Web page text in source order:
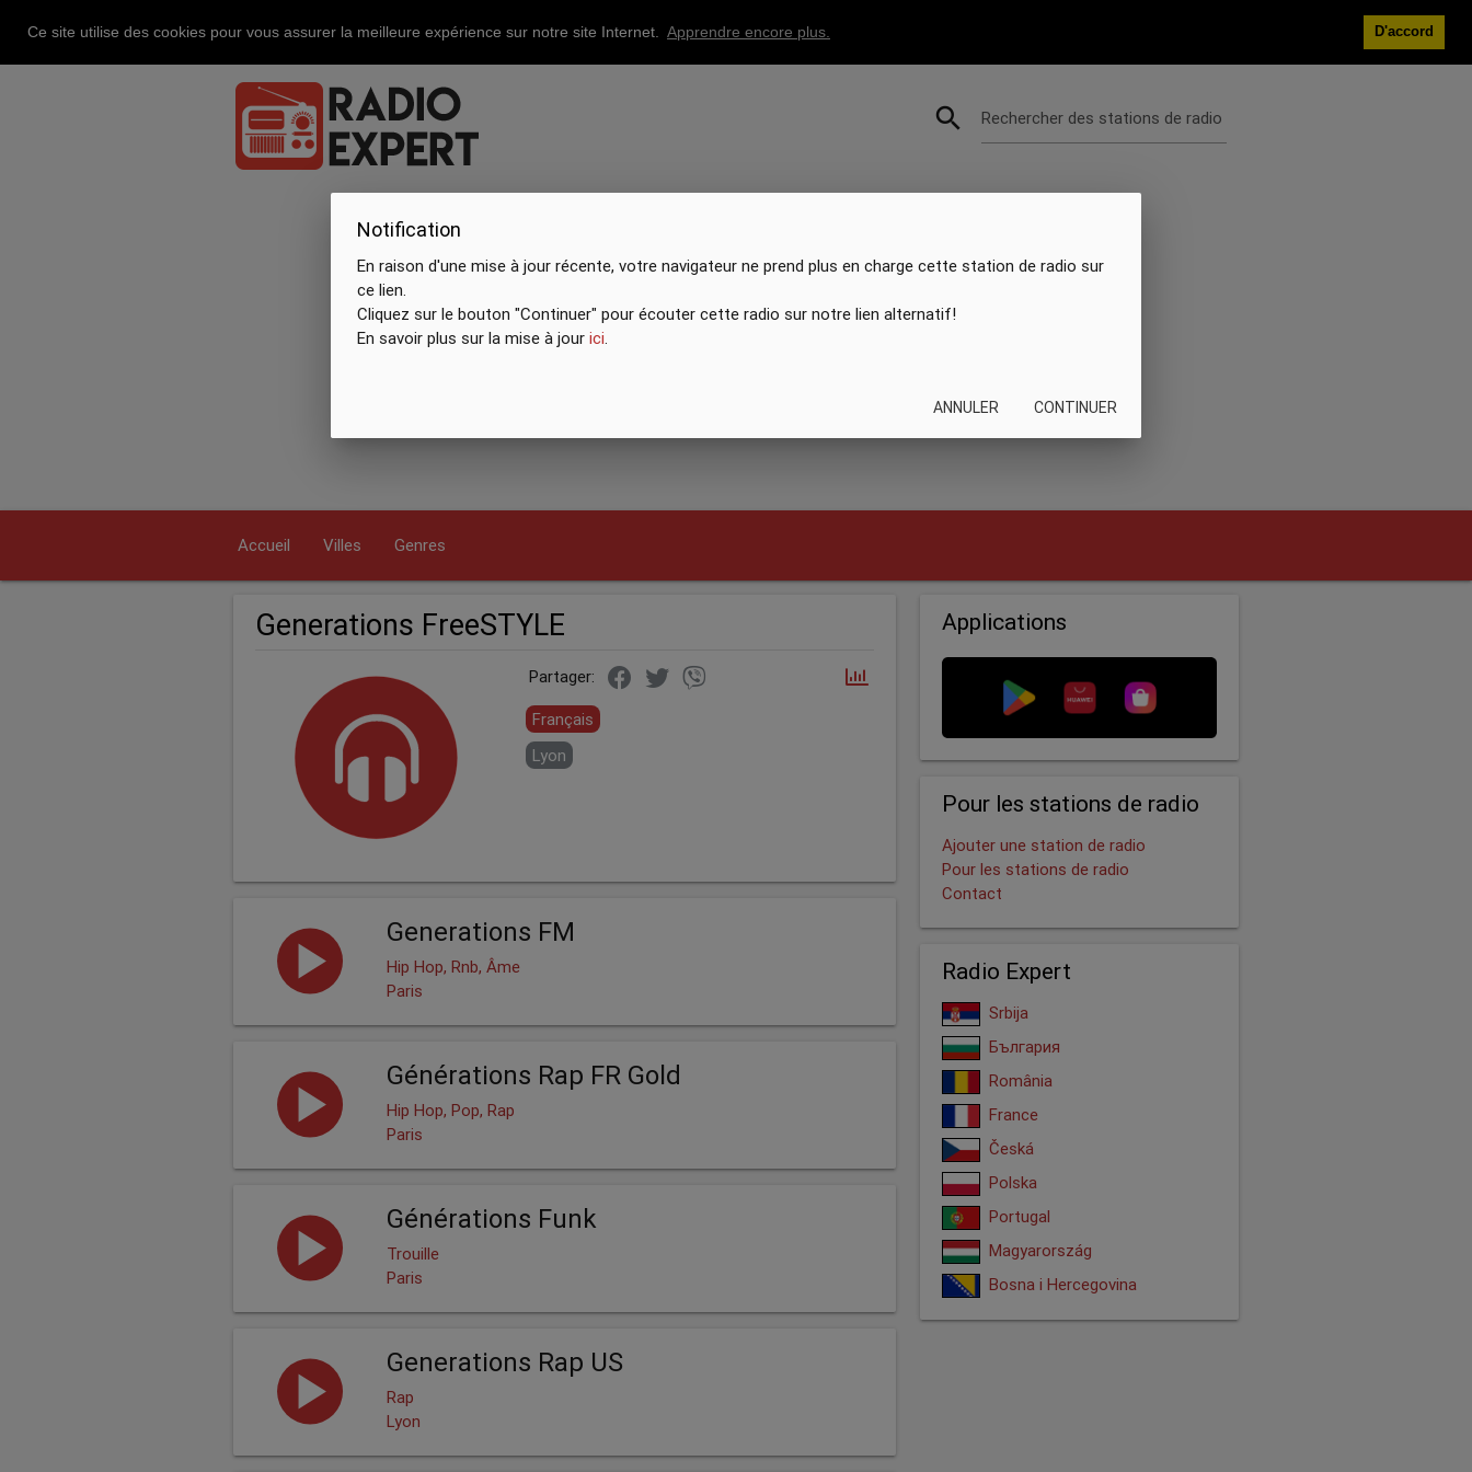
Ce site utilise des cookies pour vous assurer la meilleure expérience sur notre site Internet. Apprendre encore plus. D'accord
search Rechercher des stations de radio
Accueil Villes Genres
Generations FreeSTYLE
Partager:
Notification
En raison d'une mise à jour récente, votre navigateur ne prend plus en charge cette station de radio sur
ce lien.
Cliquez sur le bouton "Continuer" pour écouter cette radio sur notre lien alternatif!
En savoir plus sur la mise à jourici.
ANNULER CONTINUER
Français
Lyon
Generations FM
Hip Hop, Rnb, Âme
Paris
Générations Rap FR Gold
Hip Hop, Pop, Rap
Paris
Générations Funk
Trouille
Paris
Generations Rap US
Rap
Lyon
Applications
Pour les stations de radio
Ajouter une station de radio
Pour les stations de radio
Contact
Radio Expert
Srbija
България
România
France
Česká
Polska
Portugal
Magyarország
Bosna i Hercegovina